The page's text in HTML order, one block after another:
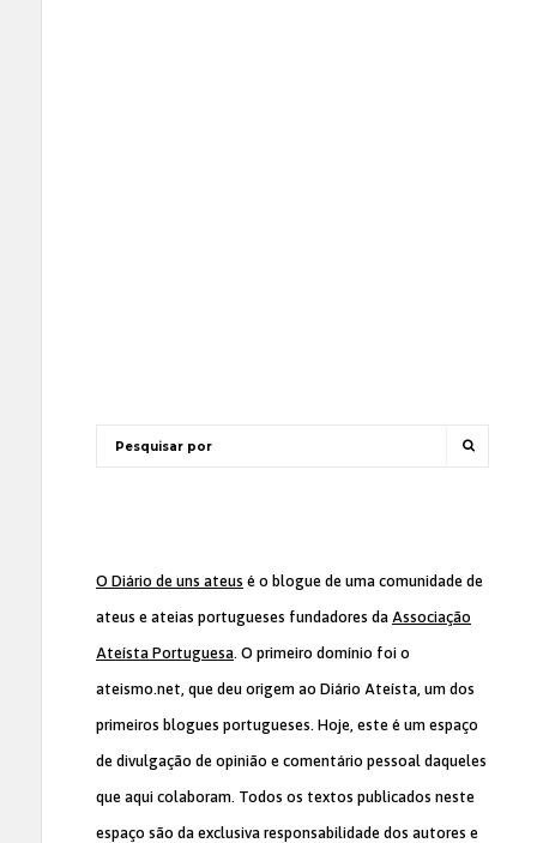
O Diário de uns ateus é o blogue de uma comunidade de
ateus e ateias portugueses fundadores da Associação
Ateísta Portuguesa. O primeiro domínio foi o
ateismo.net, que deu origem ao Diário Ateísta, um dos
primeiros blogues portugueses. Hoje, este é um espaço
de divulgação de opinião e comentário pessoal daqueles
que aqui colaboram. Todos os textos publicados neste
espaço são da exclusiva responsabilidade dos autores e